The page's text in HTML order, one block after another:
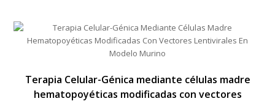
Terapia Celular-Génica mediante células madre
hematopoyéticas modificadas con vectores